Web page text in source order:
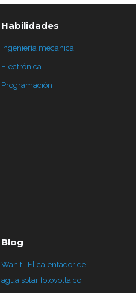
Habilidades
Ingeniería mecánica
Electrónica
Programación
Blog
Wanit : El calentador de
agua solar fotovoltaico